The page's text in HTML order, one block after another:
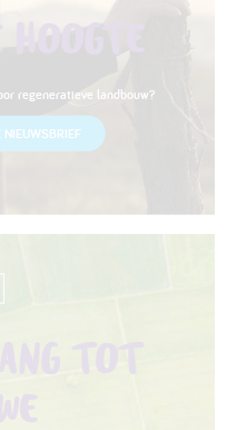
regeneratieve landbouw?
TOT